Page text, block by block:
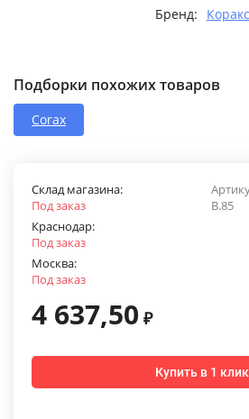
Бренд: Коракс
Подборки похожих товаров
Corax
В.85
Склад магазина:
Под заказ
Краснодар:
Под заказ
Москва:
Под заказ
4 637,50 ₽
Купить в 1 клик